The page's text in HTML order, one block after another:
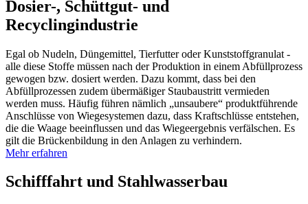
Dosier-, Schüttgut- und
Recyclingindustrie
Egal ob Nudeln, Düngemittel, Tierfutter oder Kunststoffgranulat -
alle diese Stoffe müssen nach der Produktion in einem Abfüllprozess
gewogen bzw. dosiert werden. Dazu kommt, dass bei den
Abfüllprozessen zudem übermäßiger Staubaustritt vermieden
werden muss. Häufig führen nämlich „unsaubere“ produktführende
Anschlüsse von Wiegesystemen dazu, dass Kraftschlüsse entstehen,
die die Waage beeinflussen und das Wiegeergebnis verfälschen. Es
gilt die Brückenbildung in den Anlagen zu verhindern.
Mehr erfahren
Schifffahrt und Stahlwasserbau